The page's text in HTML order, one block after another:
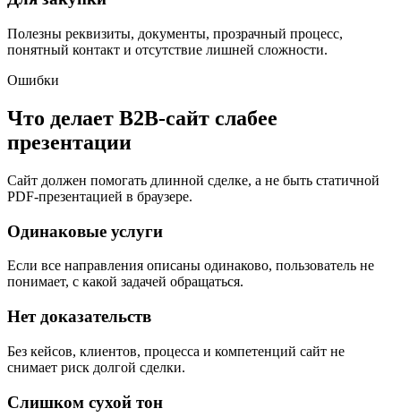
Полезны реквизиты, документы, прозрачный процесс,
понятный контакт и отсутствие лишней сложности.
Ошибки
Что делает B2B-сайт слабее
презентации
Сайт должен помогать длинной сделке, а не быть статичной
PDF-презентацией в браузере.
Одинаковые услуги
Если все направления описаны одинаково, пользователь не
понимает, с какой задачей обращаться.
Нет доказательств
Без кейсов, клиентов, процесса и компетенций сайт не
снимает риск долгой сделки.
Слишком сухой тон